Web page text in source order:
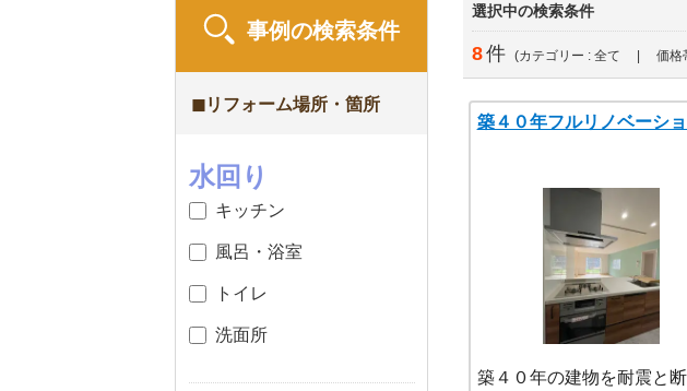
事例の検索条件
◼︎リフォーム場所・箇所
水回り
キッチン
風呂・浴室
トイレ
洗面所
選択中の検索条件
8件 (カテゴリー : 全て | 価格
築４０年フルリノベーシ
築４０年の建物を耐震と